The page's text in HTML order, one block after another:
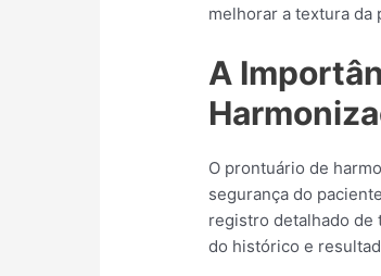
melhorar a textura da
A
O prontuário de
segurança do
registro detalhado de
do histórico e